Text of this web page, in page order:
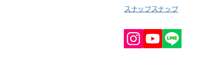
スナップスナップ